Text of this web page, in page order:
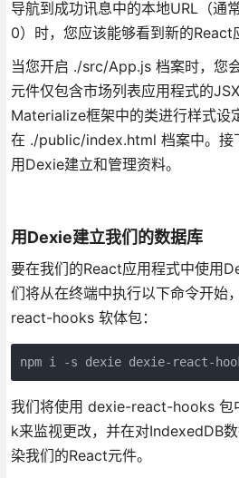
导航到成功讯息中的本地URL（
0）时，您应该能够看到新的React
当您开启 ./src/App.js 档案时，您
元件仅包含市场列表应用程式的
Materialize框架中的类进行样式设
在 ./public/index.html 档案中。接
用Dexie建立和管理资料。
用Dexie建立我们的数据库
要在我们的React应用程式中使用
们将从在终端中执行以下命令开
react-hooks 软体包：
npm i -s dexie dexie-react-
我们将使用 dexie-react-hooks 包
k来监视更改，并在对IndexedDB
染我们的React元件。